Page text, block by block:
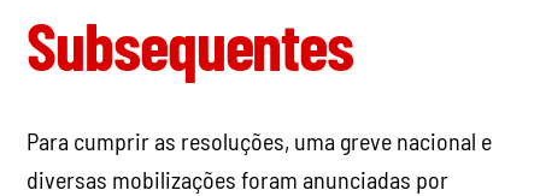
Subsequentes
Para cumprir as resoluções, uma greve nacional e
diversas mobilizações foram anunciadas por